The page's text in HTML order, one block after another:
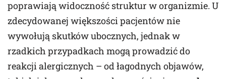
poprawiają widoczność struktur w organizmie. U
zdecydowanej większości pacjentów nie
wywołują skutków ubocznych, jednak w
rzadkich przypadkach mogą prowadzić do
reakcji alergicznych – od łagodnych objawów,